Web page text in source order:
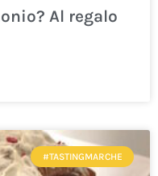
Al regalo
#TASTINGMARCHE